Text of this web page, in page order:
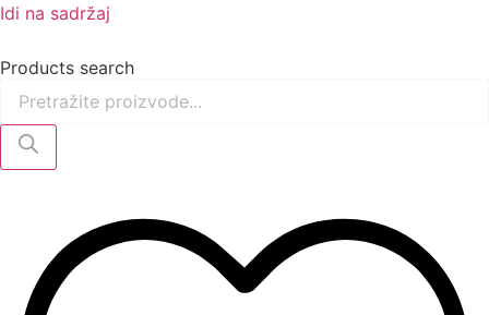
Idi na sadržaj
Products search